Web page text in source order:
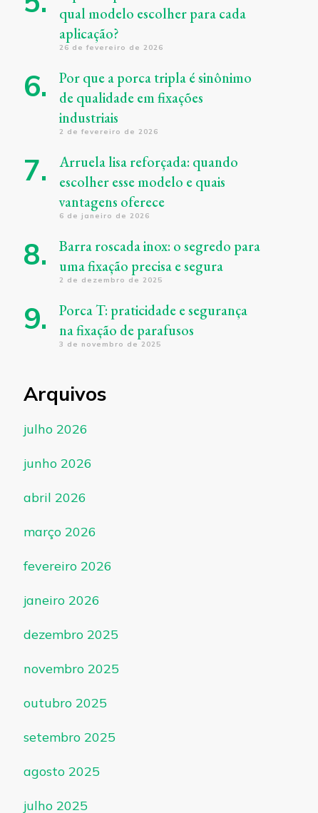
qual modelo escolher para cada
aplicação?
26 de fevereiro de 2026
Por que a porca tripla é sinônimo
de qualidade em fixações
industriais
2 de fevereiro de 2026
Arruela lisa reforçada: quando
escolher esse modelo e quais
vantagens oferece
6 de janeiro de 2026
Barra roscada inox: o segredo para
uma fixação precisa e segura
2 de dezembro de 2025
Porca T: praticidade e segurança
na fixação de parafusos
3 de novembro de 2025
Arquivos
julho 2026
junho 2026
abril 2026
março 2026
fevereiro 2026
janeiro 2026
dezembro 2025
novembro 2025
outubro 2025
setembro 2025
agosto 2025
julho 2025